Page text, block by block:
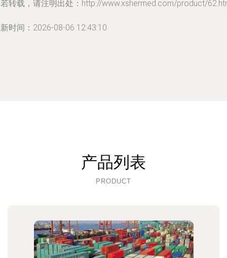
转载，请注明出处：http://www.xshermed.com/product/
时间：2026-08-06 12:43:10
产品列表
PRODUCT